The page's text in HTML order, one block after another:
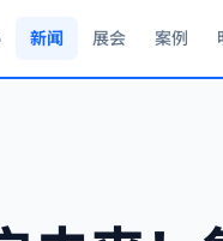
新闻 展会 案例